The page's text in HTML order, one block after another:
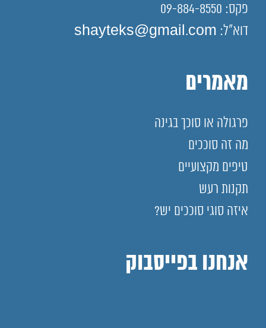
פקס: 09-884-8550
דוא"ל: shayteks@gmail.com
מאמרים
פרגולה או סוכך בגינה
מה זה סוככים
טיפים מקצועיים
תקנות רעש
איזה סוגי סוככים יש?
אנחנו בפייסבוק